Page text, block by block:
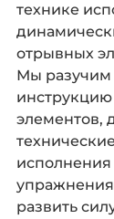
технике
отрывных
Мы
элементов,
исполнения
развить